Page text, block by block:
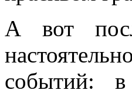
А вот
событий: